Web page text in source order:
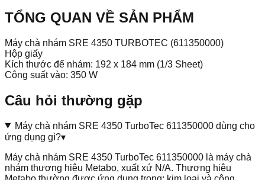
TỔNG QUAN VỀ SẢN PHẨM
Máy chà nhám SRE 4350 TURBOTEC (611350000)
Hộp giấy
Kích thước đế nhám: 192 x 184 mm (1/3 Sheet)
Công suất vào: 350 W
Câu hỏi thường gặp
Máy chà nhám SRE 4350 TurboTec 611350000 dùng cho
ứng dụng gì?▾
Máy chà nhám SRE 4350 TurboTec 611350000 là máy chà
nhám thương hiệu Metabo, xuất xứ N/A. Thương hiệu